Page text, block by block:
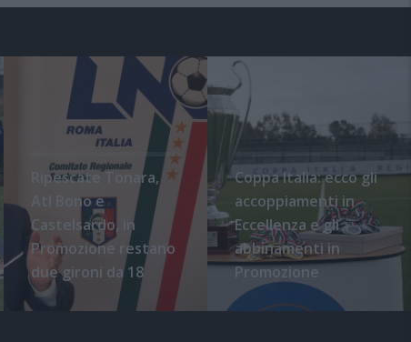
Ripescate Tonara,
Atl Bono e
Castelsardo, in
Promozione restano
due gironi da 18
Coppa Italia: ecco gli
accoppiamenti in
Eccellenza e gli
abbinamenti in
Promozione